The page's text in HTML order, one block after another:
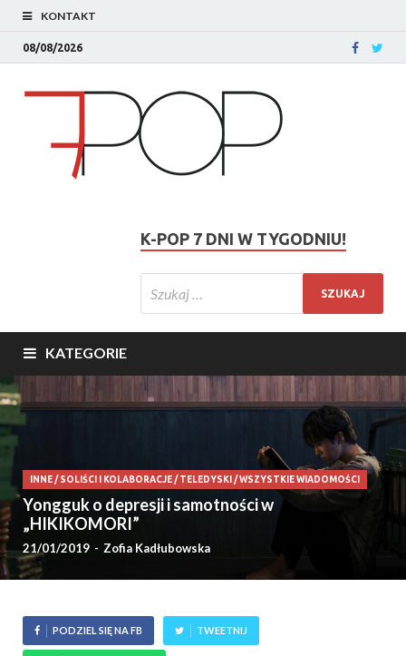
KONTAKT
08/08/2026
K-POP 7 DNI W TYGODNIU!
KATEGORIE
INNE/SOLIŚCI I KOLABORACJE/TELEDYSKI /WSZYSTKIE WIADOMOŚCI
Yongguk o depresji i samotności w
„HIKIKOMORI”
21/01/2019 - Zofia Kadłubowska
PODZIEL SIĘ NA FB TWEETNIJ